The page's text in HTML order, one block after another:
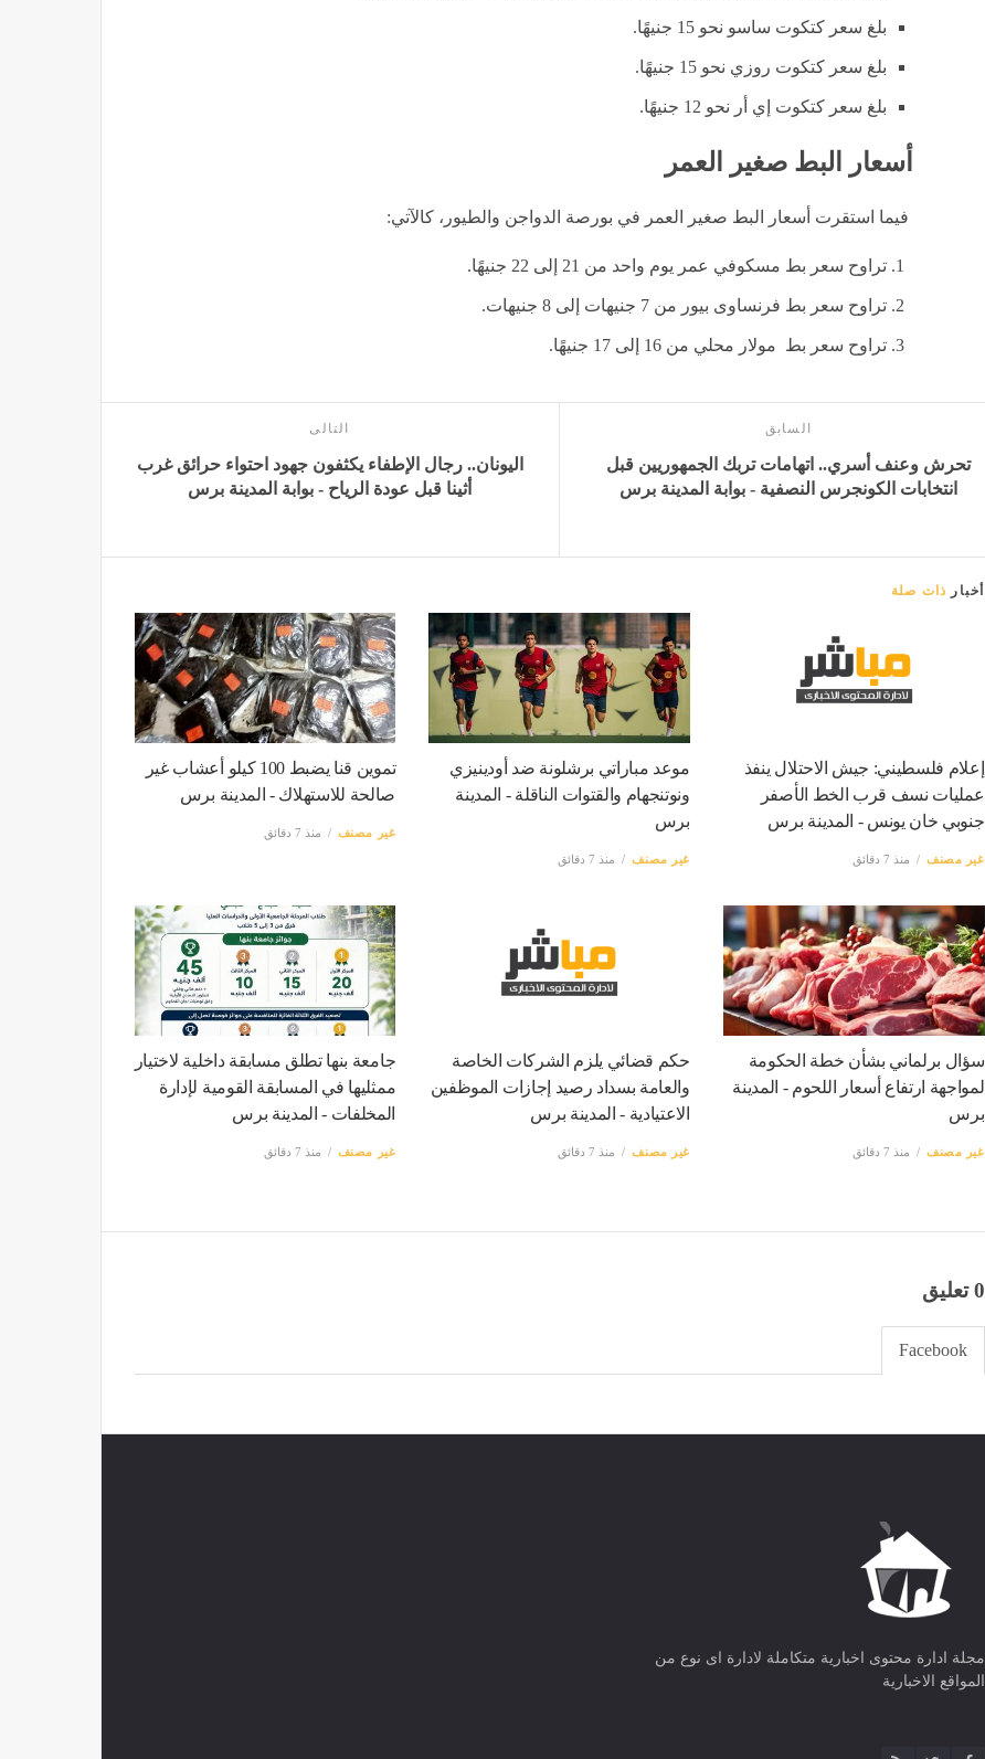
بلغ سعر كتكوت ساسو نحو 15 جنيهًا.
بلغ سعر كتكوت روزي نحو 15 جنيهًا.
بلغ سعر كتكوت إي أر نحو 12 جنيهًا.
أسعار البط صغير العمر
فيما استقرت أسعار البط صغير العمر في بورصة الدواجن والطيور، كالآتي:
تراوح سعر بط مسكوفي عمر يوم واحد من 21 إلى 22 جنيهًا.
تراوح سعر بط فرنساوى بيور من 7 جنيهات إلى 8 جنيهات.
تراوح سعر بط مولار محلي من 16 إلى 17 جنيهًا.
السابق
تحرش وعنف أسري.. اتهامات تربك الجمهوريين قبل
انتخابات الكونجرس النصفية - بوابة المدينة برس
التالى
اليونان.. رجال الإطفاء يكثفون جهود احتواء حرائق غرب
أثينا قبل عودة الرياح - بوابة المدينة برس
أخبار ذات صلة
إعلام فلسطيني: جيش الاحتلال ينفذ
عمليات نسف قرب الخط الأصفر
جنوبي خان يونس - المدينة برس
غير مصنف منذ 7 دقائق
موعد مباراتي برشلونة ضد أودينيزي
ونوتنجهام والقتوات الناقلة - المدينة
برس
غير مصنف منذ 7 دقائق
تموين قنا يضبط 100 كيلو أعشاب غير
صالحة للاستهلاك - المدينة برس
غير مصنف منذ 7 دقائق
سؤال برلماني بشأن خطة الحكومة
لمواجهة ارتفاع أسعار اللحوم - المدينة
برس
غير مصنف منذ 7 دقائق
حكم قضائي يلزم الشركات الخاصة
والعامة بسداد رصيد إجازات الموظفين
الاعتيادية - المدينة برس
غير مصنف منذ 7 دقائق
جامعة بنها تطلق مسابقة داخلية لاختيار
ممثليها في المسابقة القومية لإدارة
المخلفات - المدينة برس
غير مصنف منذ 7 دقائق
0 تعليق
Facebook
مجلة ادارة محتوى اخبارية متكاملة لادارة اى نوع من
المواقع الاخبارية